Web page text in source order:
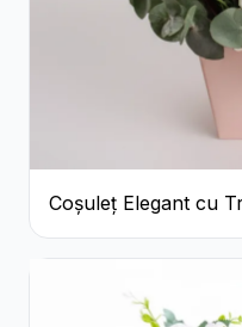
Coșuleț Elegant cu
Lisianthus Alb